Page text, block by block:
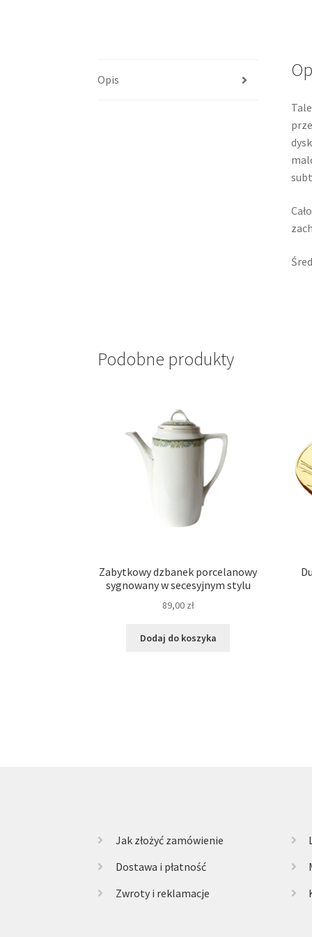
Opis
Podobne produkty
Zabytkowy dzbanek porcelanowy
sygnowany w secesyjnym stylu
89,00 zł
Dodaj do koszyka
Jak złożyć zamówienie
Dostawa i płatność
Zwroty i reklamacje